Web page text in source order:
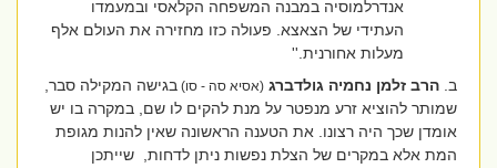
אנדרלמוסיה במבנה המשפחה הקלאסי ובמעמדו
העתידי של הצאצא. פעולה כזו מחזירה את העולם אלף
מעלות אחורנית.''
ב.הרב זלמן נחמיה גולדברג (אסיא סה - סו)בגישה המקילה סבר,
שמותר להוציא זרע מנפטר על מנת להקים לו שם, במקרה בו יש
אומדן שכך היה רצונו. את הטענה הראשונה שאין להנות מגופת
המת אלא במקרים של הצלת נפשות ניתן לדחות, שייתכן